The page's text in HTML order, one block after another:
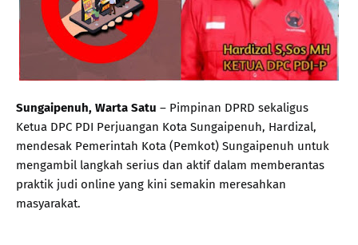
Sungaipenuh, Warta Satu – Pimpinan DPRD sekaligus
Ketua DPC PDI Perjuangan Kota Sungaipenuh, Hardizal,
mendesak Pemerintah Kota (Pemkot) Sungaipenuh untuk
mengambil langkah serius dan aktif dalam memberantas
praktik judi online yang kini semakin meresahkan
masyarakat.